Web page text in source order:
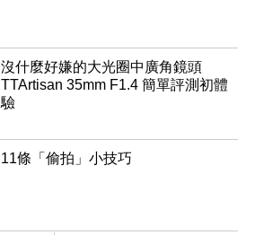
沒什麼好嫌的大光圈中廣角鏡頭
TTArtisan 35mm F1.4 簡單評測初體
驗
11條「偷拍」小技巧